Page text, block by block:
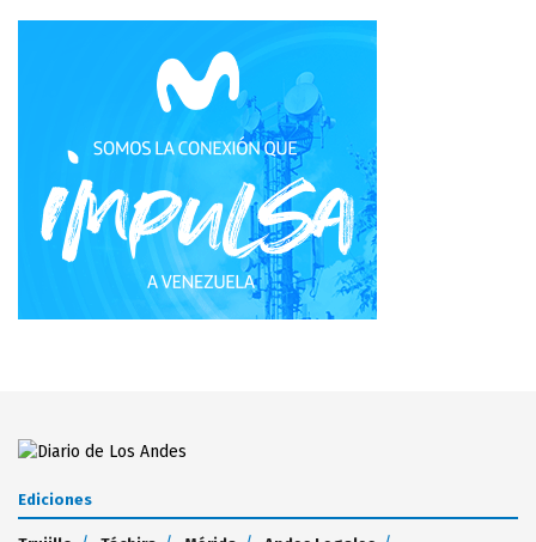
Ediciones